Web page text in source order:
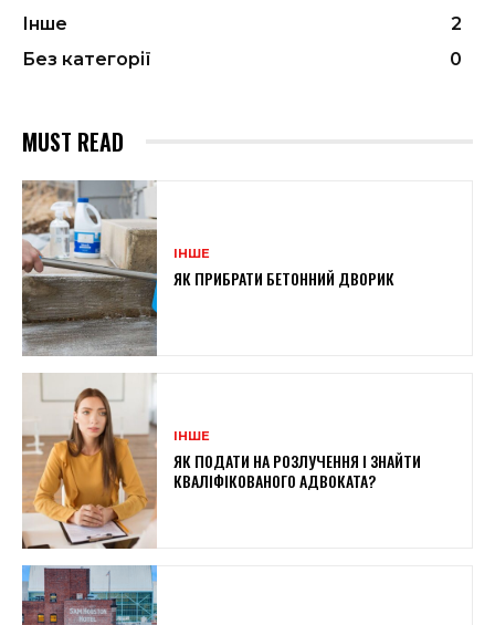
Інше
2
Без категорії
0
MUST READ
ІНШЕ
ЯК ПРИБРАТИ БЕТОННИЙ ДВОРИК
ІНШЕ
ЯК ПОДАТИ НА РОЗЛУЧЕННЯ І ЗНАЙТИ
КВАЛІФІКОВАНОГО АДВОКАТА?